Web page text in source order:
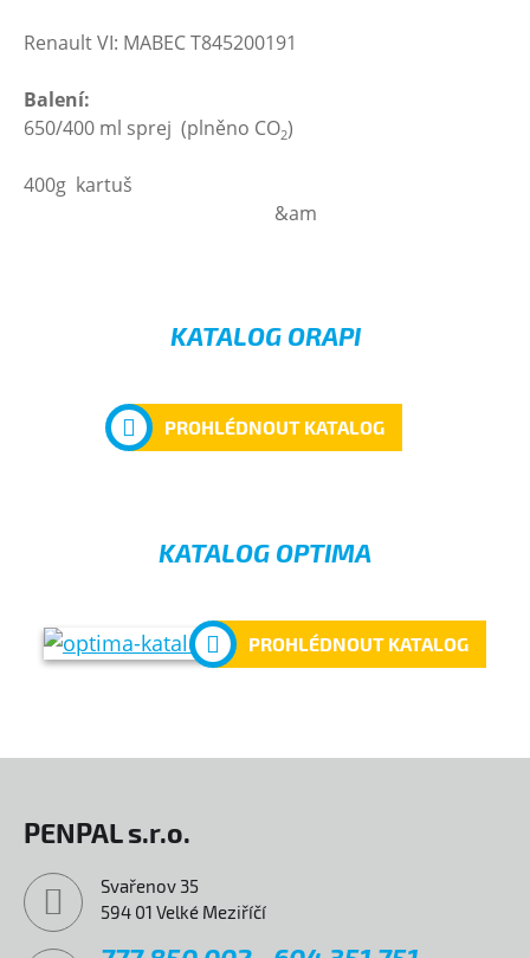
Renault VI: MABEC T845200191
Balení:
650/400 ml sprej (plněno CO2)
400g kartuš
&am
KATALOG ORAPI
PROHLÉDNOUT KATALOG
KATALOG OPTIMA
PROHLÉDNOUT KATALOG
PENPAL s.r.o.
Svařenov 35
594 01 Velké Meziříčí